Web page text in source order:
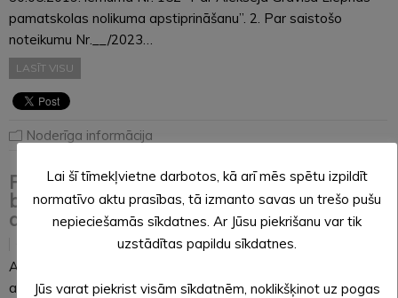
pamatskolas nolikuma apstiprināšanu”. 2. Par saistošo
noteikumu Nr.__/2023…
LASĪT VISU
Noderīga informācija
Pašvaldības pārstāvji apmeklē SIA “ZAAO”
bioloģisko atkritumu pārstrādes rūpnīcas
atklāšanu
Aizvadītajā piektdienā SIA “ZAAO” atkritumu
apsaimniekošanas reģionālajā centrā “Daibe” Cēsu novadā
Lai šī tīmekļvietne darbotos, kā arī mēs spētu izpildīt
normatīvo aktu prasības, tā izmanto savas un trešo pušu
nepieciešamās sīkdatnes. Ar Jūsu piekrišanu var tik
uzstādītas papildu sīkdatnes.
Jūs varat piekrist visām sīkdatnēm, noklikšķinot uz pogas